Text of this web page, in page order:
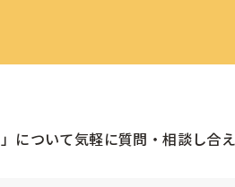
」について気軽に質問・相談し合え